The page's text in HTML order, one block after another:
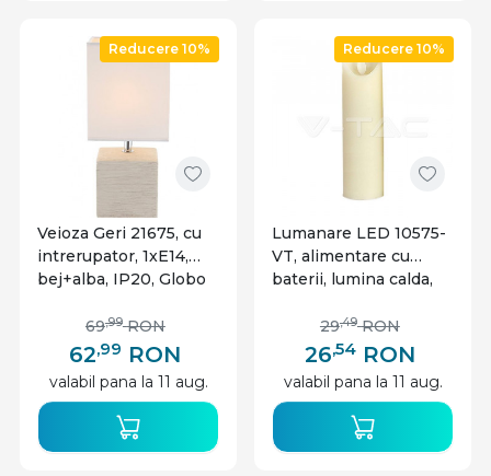
Reducere 10%
Veioza Geri 21675, cu
intrerupator, 1xE14,
bej+alba, IP20, Globo
62,99 RON
69,99 RON
valabil pana la 11 aug.
Reducere 10%
Lumanare LED 10575-
VT, alimentare cu
baterii, lumina calda,
26,54 RON
29,49 RON
valabil pana la 11 aug.